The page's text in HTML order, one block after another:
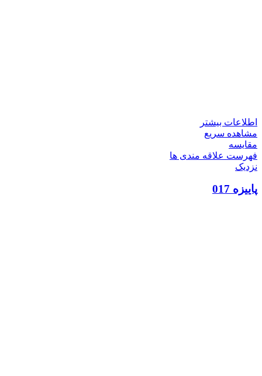
اطلاعات بیشتر
مشاهده سریع
مقایسه
فهرست علاقه مندی ها
نزدیک
پاییزه 017